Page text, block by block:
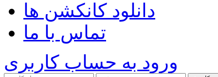
دانلود کانکشن ها
تماس با ما
ورود به حساب کاربری